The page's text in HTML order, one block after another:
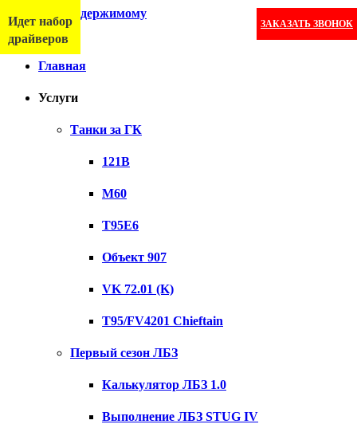
Перейти к содержимому
ЗАКАЗАТЬ ЗВОНОК
Меню
Главная
Услуги
Танки за ГК
121B
M60
T95E6
Объект 907
VK 72.01 (K)
T95/FV4201 Chieftain
Первый сезон ЛБЗ
Калькулятор ЛБЗ 1.0
Выполнение ЛБЗ STUG IV
Идет набор
драйверов